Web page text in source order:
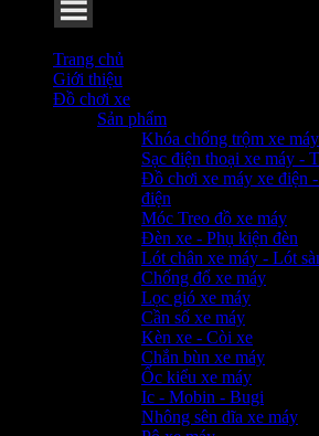
Trang chủ
Giới thiệu
Đồ chơi xe
Sản phẩm
Khóa chống trộm xe máy
Sạc điện thoại xe máy -
Đồ chơi xe máy xe điện
điện
Móc Treo đồ xe máy
Đèn xe - Phụ kiện đèn
Lót chân xe máy - Lót
Chống đổ xe máy
Lọc gió xe máy
Cần số xe máy
Kèn xe - Còi xe
Chắn bùn xe máy
Ốc kiểu xe máy
Ic - Mobin - Bugi
Nhông sên dĩa xe máy